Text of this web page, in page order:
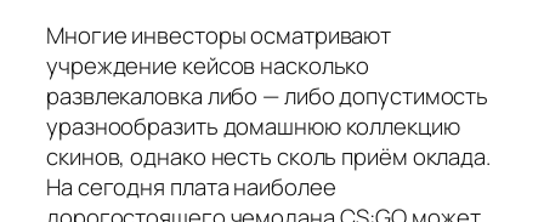
Многие инвесторы осматривают
учреждение кейсов насколько
развлекаловка либо — либо допустимость
уразнообразить домашнюю коллекцию
скинов, однако несть сколь приём оклада.
На сегодня плата наиболее